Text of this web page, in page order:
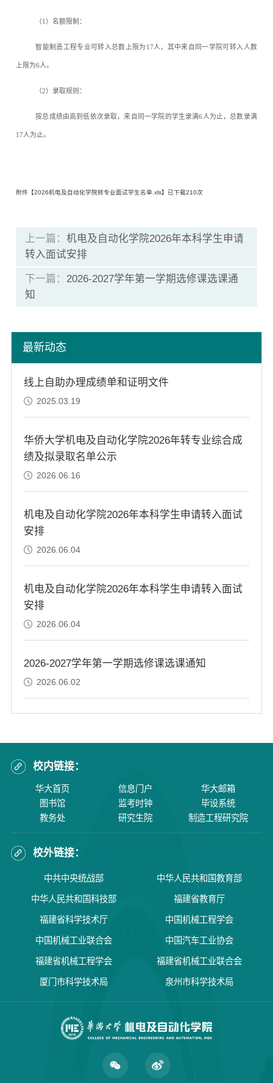
（1）名额限制：
智能制造工程专业可转入总数上限为 17人，其中来自同一学院可转入人数
上限为6人。
（2）录取规则：
按总成绩由高到低依次录取，来自同一学院的学生录满6 人为止，总数录满
17人为止。
附件【2026机电及自动化学院转专业面试学生名单.xls】已下载210次
上一篇：机电及自动化学院2026年本科学生申请
转入面试安排
下一篇： 2026-2027学年第一学期选修课选课通
知
最新动态
线上自助办理成绩单和证明文件
2025.03.19
华侨大学机电及自动化学院2026年转专业综合成
绩及拟录取名单公示
2026.06.16
机电及自动化学院2026年本科学生申请转入面试
安排
2026.06.04
机电及自动化学院2026年本科学生申请转入面试
安排
2026.06.04
2026-2027学年第一学期选修课选课通知
2026.06.02
校内链接：
华大首页 信息门户
华大邮箱
图书馆
监考时钟
毕设系统
教务处
研究生院 制造工程研究院
校外链接：
中共中央统战部 中华人民共和国教育部
中华人民共和国科技部 福建省教育厅
福建省科学技术厅 中国机械工程学会
中国机械工业联合会 中国汽车工业协会
福建省机械工程学会 福建省机械工业联合会
厦门市科学技术局 泉州市科学技术局